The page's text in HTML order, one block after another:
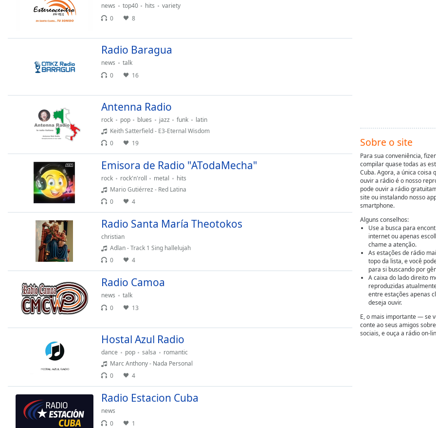
window.
news top40 hits
variety
0
8
Radio Baragua
news
talk
0
16
Antenna Radio
rock pop blues jazz funk
latin
Keith Satterfield - E3-Eternal Wisdom
0
19
Emisora de Radio "ATodaMecha"
rock rock'n'roll metal
hits
Mario Gutiérrez - Red Latina
0
4
Radio Santa María Theotokos
christian
Adlan - Track 1 Sing hallelujah
0
4
Radio Camoa
news
talk
0
13
Hostal Azul Radio
dance pop salsa
romantic
Marc Anthony - Nada Personal
0
4
Radio Estacion Cuba
news
0
1
Sobre o site
Para sua conveniência,
compilar quase todas as
Cuba. Agora, a única coisa
ouvir a rádio é o nosso
pode ouvir a rádio
site ou instalando nosso
smartphone.
Alguns conselhos:
Use a busca para
internet ou apenas
chame a atenção.
As estações de rádio
topo da lista, e você
para si buscando por
A caixa do lado direito
reproduzidas
entre estações apenas
deseja ouvir.
E, o mais importante — se
conte ao seus amigos
sociais, e ouça a rádio on-